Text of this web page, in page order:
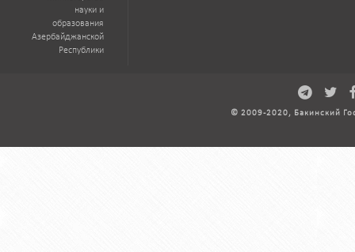
науки и
образования
Азербайджанской
Республики
© 2009-2020, Бакинский